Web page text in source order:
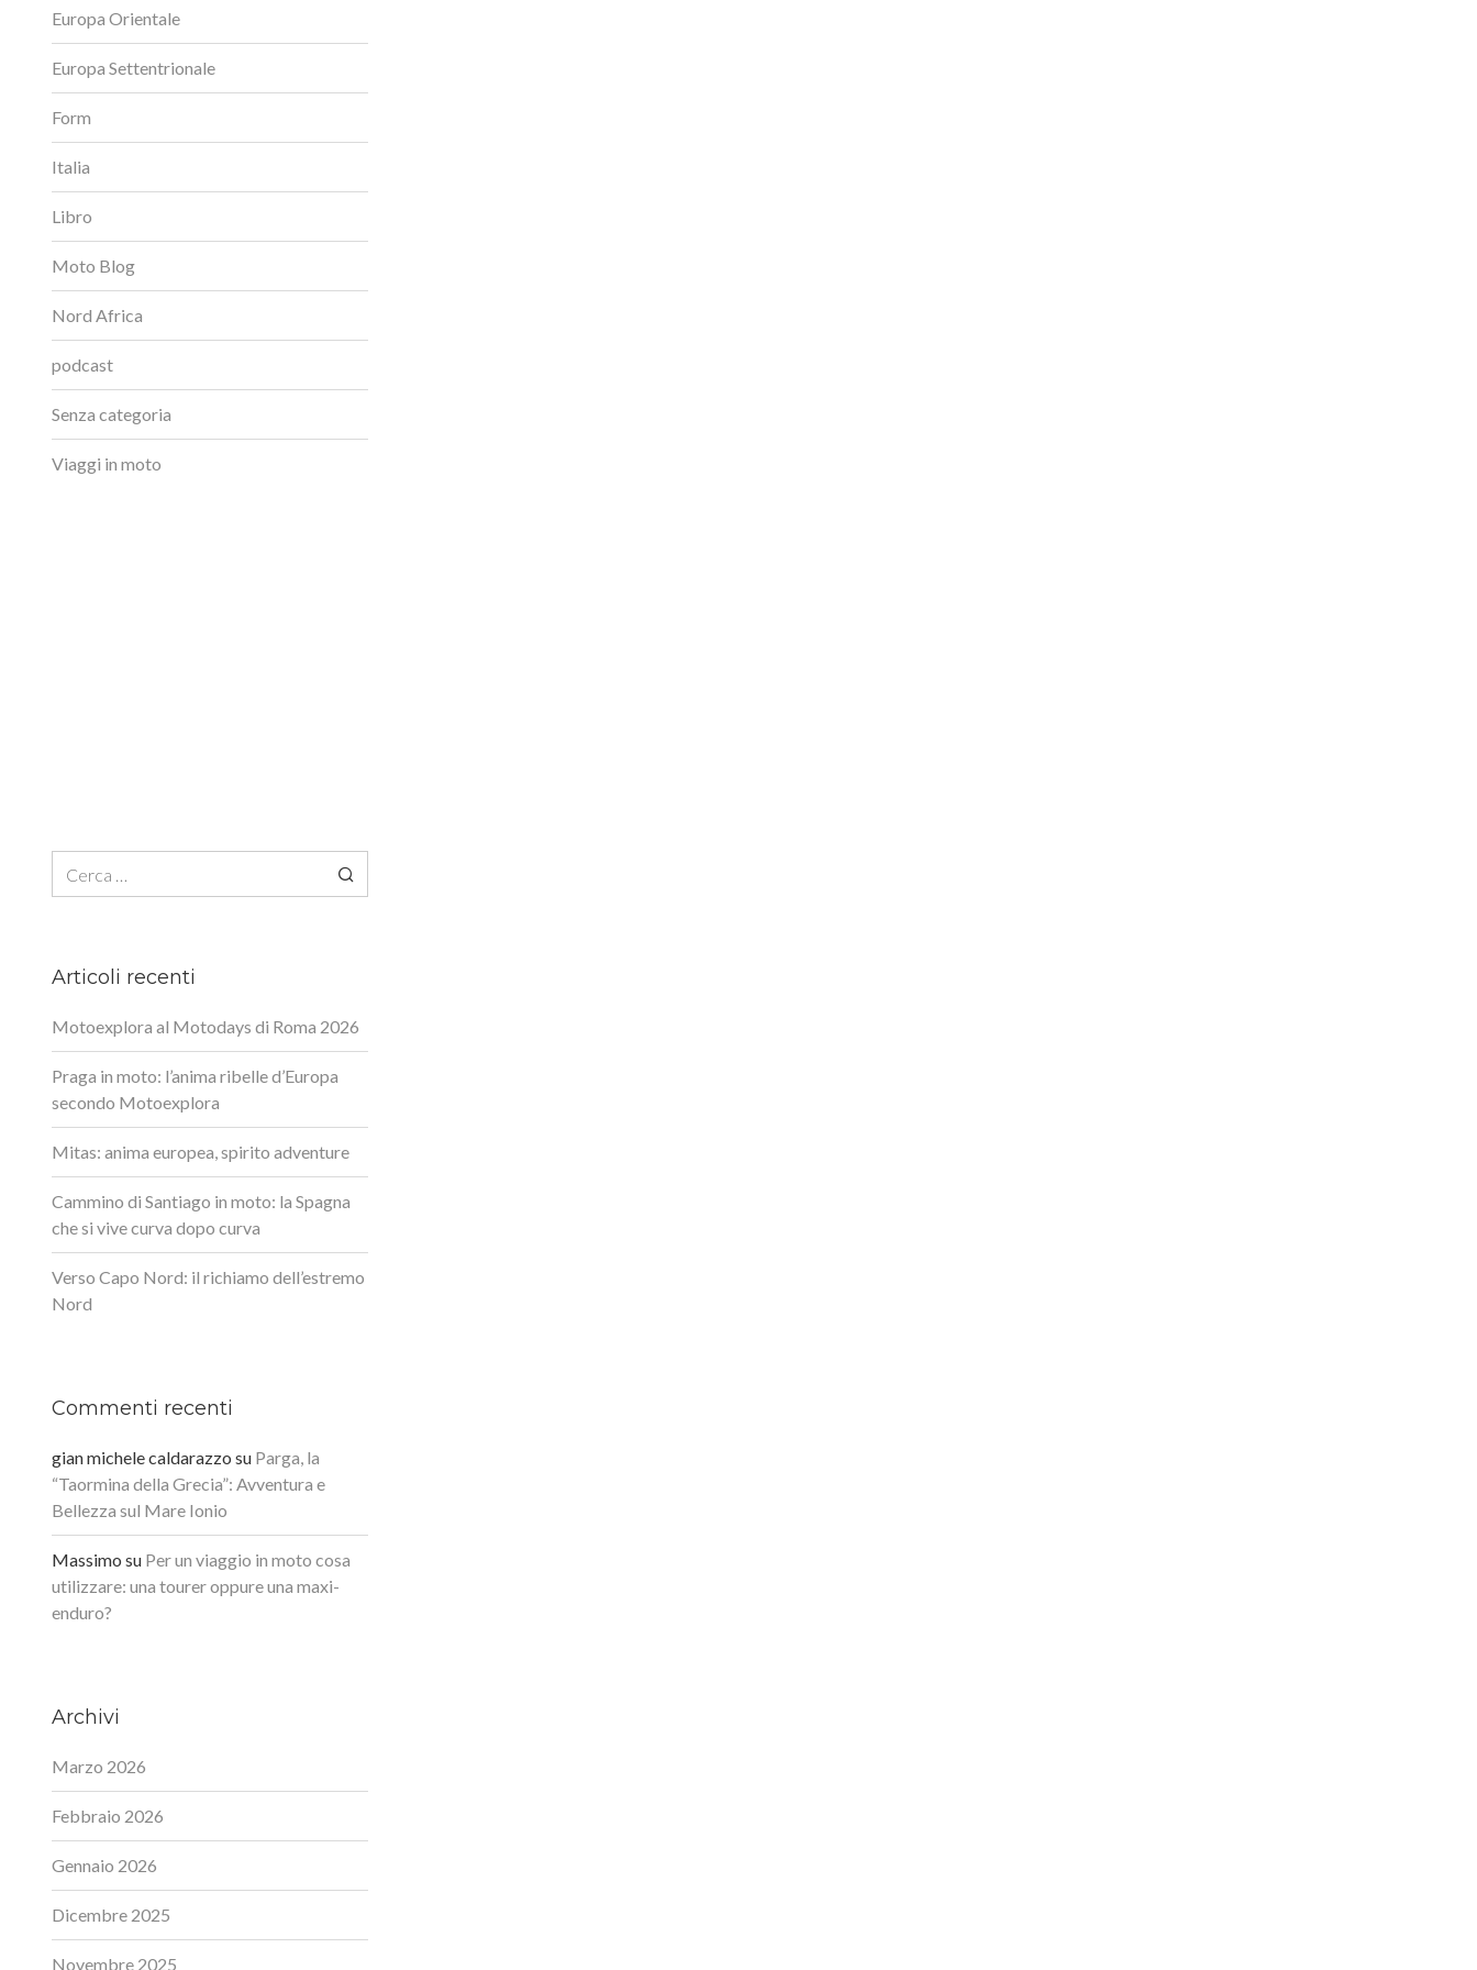
Europa Orientale
Europa Settentrionale
Form
Italia
Libro
Moto Blog
Nord Africa
podcast
Senza categoria
Viaggi in moto
Articoli recenti
Motoexplora al Motodays di Roma 2026
Praga in moto: l’anima ribelle d’Europa
secondo Motoexplora
Mitas: anima europea, spirito adventure
Cammino di Santiago in moto: la Spagna
che si vive curva dopo curva
Verso Capo Nord: il richiamo dell’estremo
Nord
Commenti recenti
gian michele caldarazzo su Parga, la
“Taormina della Grecia”: Avventura e
Bellezza sul Mare Ionio
Massimo su Per un viaggio in moto cosa
utilizzare: una tourer oppure una maxi-
enduro?
Archivi
Marzo 2026
Febbraio 2026
Gennaio 2026
Dicembre 2025
Novembre 2025